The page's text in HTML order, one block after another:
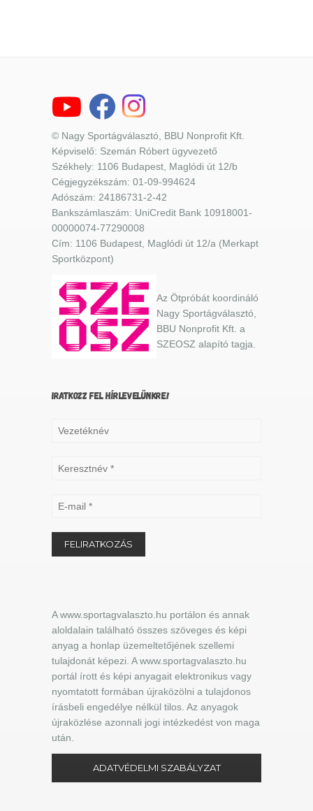
© Nagy Sportágválasztó, BBU Nonprofit Kft.
Képviselő: Szemán Róbert ügyvezető
Székhely: 1106 Budapest, Maglódi út 12/b
Cégjegyzékszám: 01-09-994624
Adószám: 24186731-2-42
Bankszámlaszám: UniCredit Bank 10918001-
00000074-77290008
Cím: 1106 Budapest, Maglódi út 12/a (Merkapt
Sportközpont)
Az Ötpróbát koordináló
Nagy Sportágválasztó,
BBU Nonprofit Kft. a
SZEOSZ alapító tagja.
IRATKOZZ FEL HÍRLEVELÜNKRE!
A www.sportagvalaszto.hu portálon és annak
aloldalain található összes szöveges és képi
anyag a honlap üzemeltetőjének szellemi
tulajdonát képezi. A www.sportagvalaszto.hu
portál írott és képi anyagait elektronikus vagy
nyomtatott formában újraközölni a tulajdonos
írásbeli engedélye nélkül tilos. Az anyagok
újraközlése azonnali jogi intézkedést von maga
után.
ADATVÉDELMI SZABÁLYZAT